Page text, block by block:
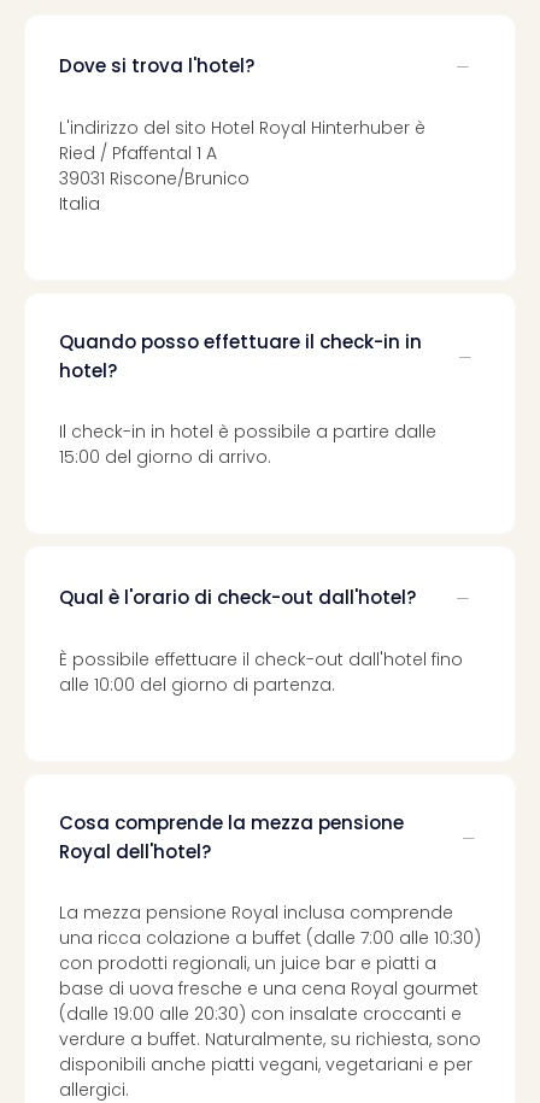
Dove si trova l'hotel?
L'indirizzo del sito Hotel Royal Hinterhuber è
Ried / Pfaffental 1 A
39031 Riscone/Brunico
Italia
Quando posso effettuare il check-in in
hotel?
Il check-in in hotel è possibile a partire dalle
15:00 del giorno di arrivo.
Qual è l'orario di check-out dall'hotel?
È possibile effettuare il check-out dall'hotel fino
alle 10:00 del giorno di partenza.
Cosa comprende la mezza pensione
Royal dell'hotel?
La mezza pensione Royal inclusa comprende
una ricca colazione a buffet (dalle 7:00 alle 10:30)
con prodotti regionali, un juice bar e piatti a
base di uova fresche e una cena Royal gourmet
(dalle 19:00 alle 20:30) con insalate croccanti e
verdure a buffet. Naturalmente, su richiesta, sono
disponibili anche piatti vegani, vegetariani e per
allergici.